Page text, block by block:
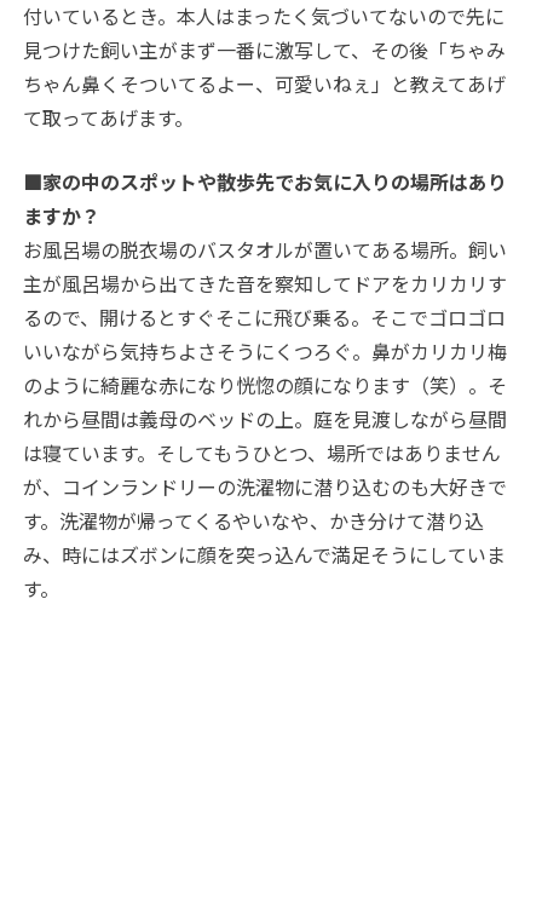
付いているとき。本人はまったく気づいてないので先に
見つけた飼い主がまず一番に激写して、その後「ちゃみ
ちゃん鼻くそついてるよー、可愛いねぇ」と教えてあげ
て取ってあげます。
■家の中のスポットや散歩先でお気に入りの場所はあり
ますか？
お風呂場の脱衣場のバスタオルが置いてある場所。飼い
主が風呂場から出てきた音を察知してドアをカリカリす
るので、開けるとすぐそこに飛び乗る。そこでゴロゴロ
いいながら気持ちよさそうにくつろぐ。鼻がカリカリ梅
のように綺麗な赤になり恍惚の顔になります（笑）。そ
れから昼間は義母のベッドの上。庭を見渡しながら昼間
は寝ています。そしてもうひとつ、場所ではありません
が、コインランドリーの洗濯物に潜り込むのも大好きで
す。洗濯物が帰ってくるやいなや、かき分けて潜り込
み、時にはズボンに顔を突っ込んで満足そうにしていま
す。